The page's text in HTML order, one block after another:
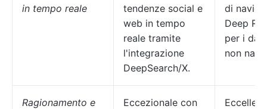
in tempo reale
tendenze social e
web in tempo
reale tramite
l'integrazione
DeepSearch/X.
di
Deep
per i
non
Ragionamento e
Eccezionale con